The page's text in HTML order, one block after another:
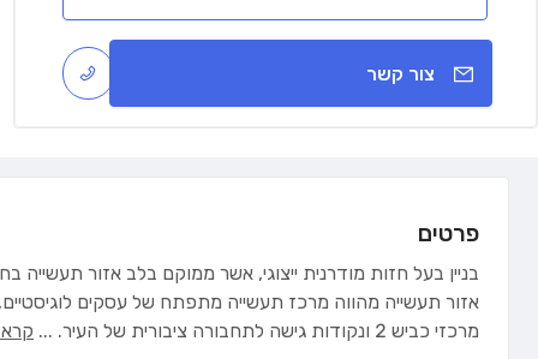
צור קשר
פרטים
בניין בעל חזות מודרנית ייצוגי, אשר ממוקם בלב אזור תעשייה
אזור תעשייה מהווה מרכז תעשייה מתפתח של עסקים
מרכזי כביש 2 ונקודות גישה לתחבורה ציבורית של העיר.
...